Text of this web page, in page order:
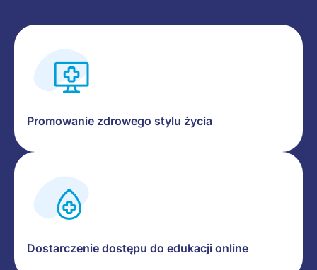
Promowanie zdrowego stylu życia
Dostarczenie dostępu do edukacji online